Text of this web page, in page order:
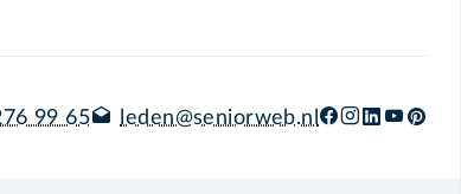
99 65 leden@seniorweb.nl